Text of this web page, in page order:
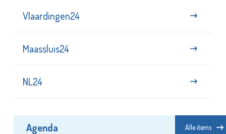
Vlaardingen24
Maassluis24
NL24
Agenda Alle items